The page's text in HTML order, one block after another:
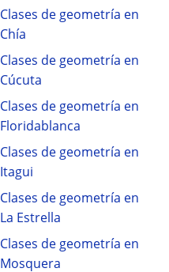
Clases de geometría en
Chía
Clases de geometría en
Cúcuta
Clases de geometría en
Floridablanca
Clases de geometría en
Itagui
Clases de geometría en
La Estrella
Clases de geometría en
Mosquera